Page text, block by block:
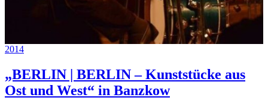
2014
„BERLIN | BERLIN – Kunststücke aus
Ost und West“ in Banzkow